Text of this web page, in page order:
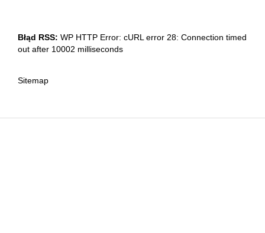
Błąd RSS: WP HTTP Error: cURL error 28: Connection timed
out after 10002 milliseconds
Sitemap